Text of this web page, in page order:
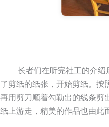
长者们在听完社工的介绍
了剪纸的纸张，开始剪纸。按
再用剪刀顺着勾勒出的线条剪
纸上游走，精美的作品也由此